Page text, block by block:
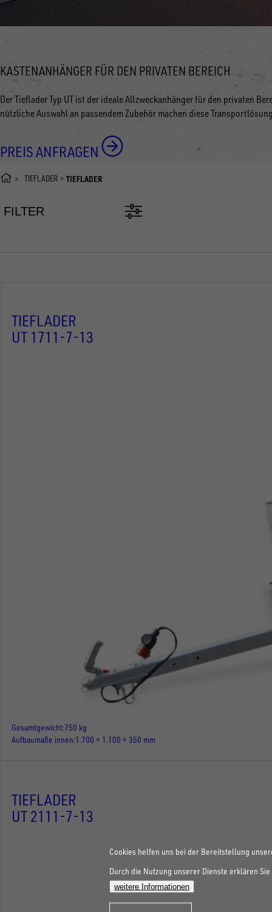
KASTENANHÄNGER FÜR DEN PRIVATEN BEREICH
Der Tieflader Typ UT ist der ideale Allzweckanhänger für den privaten
nützliche Auswahl an passendem Zubehör machen diese
PREIS ANFRAGEN
TIEFLADER TIEFLADER
FILTER
TIEFLADER
UT 1711-7-13
Gesamtgewicht 750 kg
Aufbaumaße innen 1.700 × 1.100 × 350 mm
TIEFLADER
UT 2111-7-13
Cookies helfen uns bei der Bereitstellung
Durch die Nutzung unserer Dienste erklären
weitere Informationen